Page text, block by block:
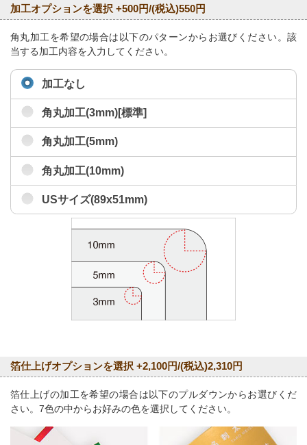
加工オプションを選択 +500円/(税込)550円
角丸加工を希望の場合は以下のパターンからお選びください。該
当する加工内容を入力してください。
加工なし
角丸加工(3mm)[標準]
角丸加工(5mm)
角丸加工(10mm)
USサイズ(89x51mm)
箔仕上げオプションを選択 +2,100円/(税込)2,310円
箔仕上げの加工を希望の場合は以下のプルダウンからお選びくだ
さい。7色の中からお好みの色を選択してください。